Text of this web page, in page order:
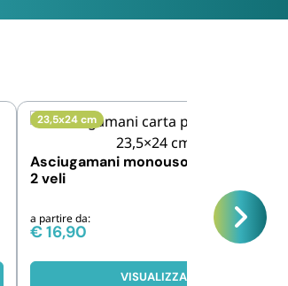
23,5x24 cm
Asciugamani monouso piegati a Z ,
2 veli
a partire da:
€16,90
VISUALIZZA